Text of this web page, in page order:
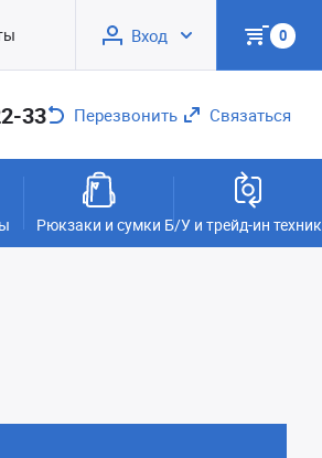
Вход 0
33 Перезвонить Связаться
Рюкзаки и сумки Б/У и трейд-ин